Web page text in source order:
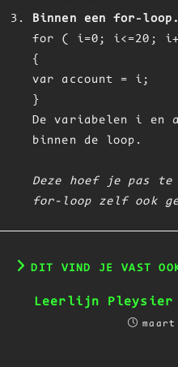
Binnen een for-loop.
for ( i=0; i<=20;
{
var account = i;
}
De variabelen i en
binnen de loop.
Deze hoef je pas te
for-loop zelf ook
DIT VIND JE VAST
Leerlijn Pleysier